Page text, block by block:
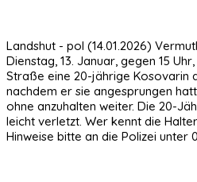
Landshut - pol (14.01.2026)
Dienstag, 13. Januar, gegen 15
Straße eine 20-jährige Kosovarin
nachdem er sie angesprungen
ohne anzuhalten weiter. Die 20-
leicht verletzt. Wer kennt die
Hinweise bitte an die Polizei unter